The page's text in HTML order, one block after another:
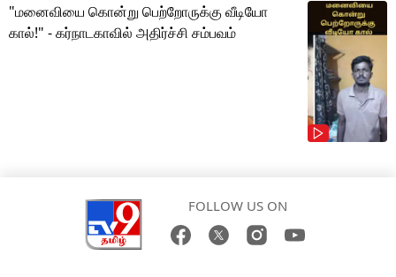
"மனைவியை கொன்று பெற்றோருக்கு வீடியோ
கால்!" - கர்நாடகாவில் அதிர்ச்சி சம்பவம்
FOLLOW US ON